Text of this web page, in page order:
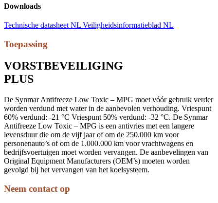
Downloads
Technische datasheet NL Veiligheidsinformatieblad NL
Toepassing
VORSTBEVEILIGING
PLUS
De Synmar Antifreeze Low Toxic – MPG moet vóór gebruik verder
worden verdund met water in de aanbevolen verhouding. Vriespunt
60% verdund: -21 °C Vriespunt 50% verdund: -32 °C. De Synmar
Antifreeze Low Toxic – MPG is een antivries met een langere
levensduur die om de vijf jaar of om de 250.000 km voor
personenauto’s of om de 1.000.000 km voor vrachtwagens en
bedrijfsvoertuigen moet worden vervangen. De aanbevelingen van
Original Equipment Manufacturers (OEM’s) moeten worden
gevolgd bij het vervangen van het koelsysteem.
Neem contact op